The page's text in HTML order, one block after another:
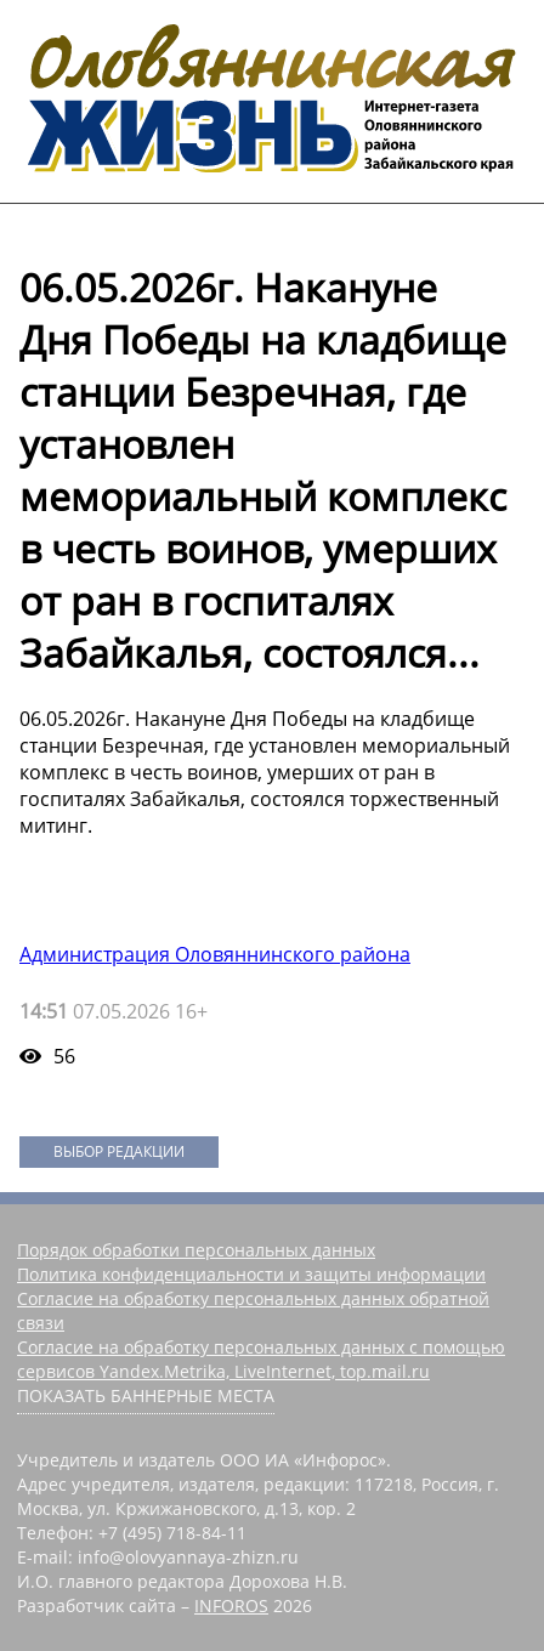
06.05.2026г. Накануне
Дня Победы на кладбище
станции Безречная, где
установлен
мемориальный комплекс
в честь воинов, умерших
от ран в госпиталях
Забайкалья, состоялся...
06.05.2026г. Накануне Дня Победы на кладбище
станции Безречная, где установлен мемориальный
комплекс в честь воинов, умерших от ран в
госпиталях Забайкалья, состоялся торжественный
митинг.
Администрация Оловяннинского района
14:51 07.05.2026 16+
56
ВЫБОР РЕДАКЦИИ
Порядок обработки персональных данных
Политика конфиденциальности и защиты информации
Согласие на обработку персональных данных обратной
связи
Согласие на обработку персональных данных с помощью
сервисов Yandex.Metrika, LiveInternet, top.mail.ru
ПОКАЗАТЬ БАННЕРНЫЕ МЕСТА
Учредитель и издатель ООО ИА «Инфорос».
Адрес учредителя, издателя, редакции: 117218, Россия, г.
Москва, ул. Кржижановского, д.13, кор. 2
Телефон: +7 (495) 718-84-11
E-mail: info@olovyannaya-zhizn.ru
И.О. главного редактора Дорохова Н.В.
Разработчик сайта – INFOROS 2026